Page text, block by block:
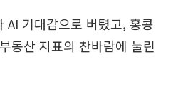
AI 기대감으로 버텼고, 홍콩
동산 지표의 찬바람에 눌린